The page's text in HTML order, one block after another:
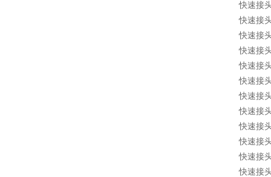
快速接
快速接
快速接
快速接
快速接
快速接
快速接
快速接
快速接
快速接
快速接
快速接